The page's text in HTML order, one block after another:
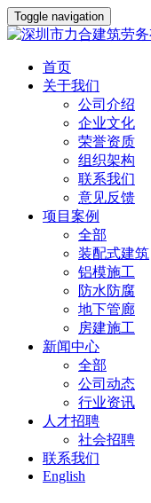
Toggle navigation
首页
关于我们
公司介绍
企业文化
荣誉资质
组织架构
联系我们
意见反馈
项目案例
全部
装配式建筑
铝模施工
防水防腐
地下管廊
房建施工
新闻中心
全部
公司动态
行业资讯
人才招聘
社会招聘
联系我们
English